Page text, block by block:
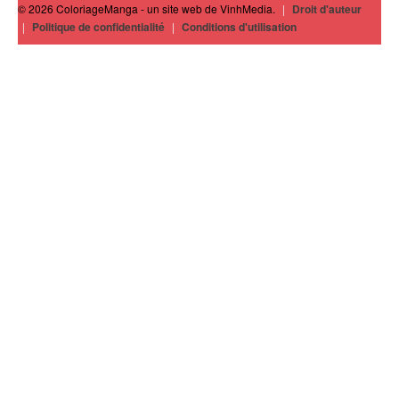
© 2026 ColoriageManga - un site web de VinhMedia. | Droit d'auteur
| Politique de confidentialité | Conditions d'utilisation